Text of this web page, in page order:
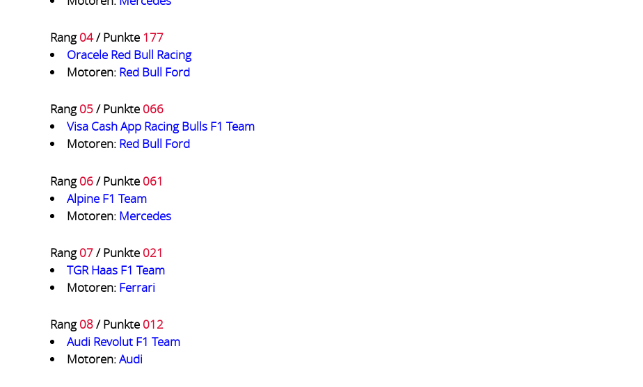
Rang04/ Punkte 177
Oracele Red Bull Racing
Motoren: Red Bull Ford
Rang05/ Punkte 066
Visa Cash App Racing Bulls F1 Team
Motoren: Red Bull Ford
Rang06/ Punkte 061
Alpine F1 Team
Motoren: Mercedes
Rang07/ Punkte 021
TGR Haas F1 Team
Motoren: Ferrari
Rang08/ Punkte 012
Audi Revolut F1 Team
Motoren:Audi